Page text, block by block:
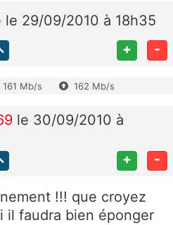
le 29/09/2010 à 18h35
+ -
161 Mb/s 162 Mb/s
le 30/09/2010 à
+ -
!!! que croyez
il faudra bien éponger